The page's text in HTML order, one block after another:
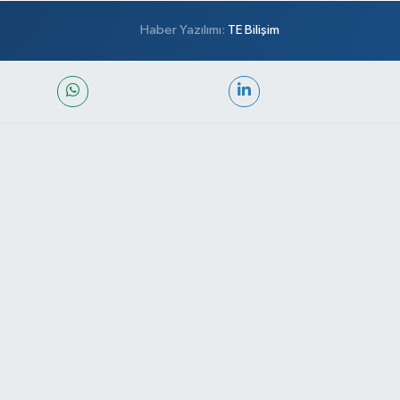
Haber Yazılımı: TE Bilişim